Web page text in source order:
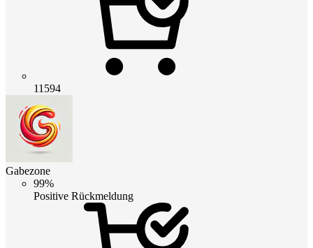
11594
Gabezone
99%
Positive Rückmeldung